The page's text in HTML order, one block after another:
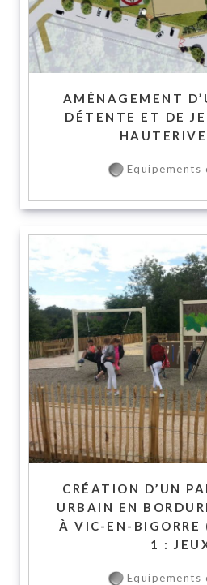
AMÉNAGEMENT
DÉTENTE ET DE
Equipements
CRÉATION D’UN
URBAIN EN
À VIC-EN-BIGORRE
1 :
Equipements